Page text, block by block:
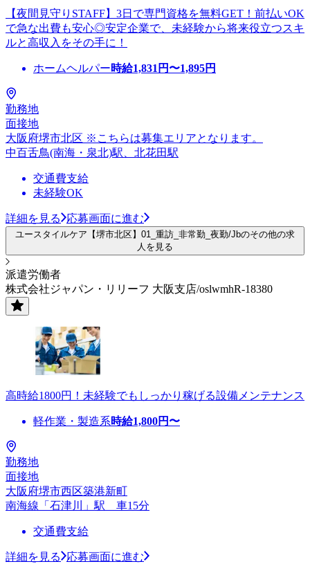
【夜間見守りSTAFF】3日で専門資格を無料GET！前払いOK
で急な出費も安心◎安定企業で、未経験から将来役立つスキ
ルと高収入をその手に！
ホームヘルパー時給1,831 円〜1,895円
勤務地
面接地
大阪府堺市北区 ※こちらは募集エリアとなります。
中百舌鳥(南海・泉北)駅、北花田駅
交通費支給
未経験OK
詳細を見る 応募画面に進む
ユースタイルケア【堺市北区】01_重訪_非常勤_夜勤/Jbのその他の求
人を見る
派遣労働者
株式会社ジャパン・リリーフ 大阪支店/oslwmhR-18380
高時給1800円！未経験でもしっかり稼げる設備メンテナンス
軽作業・製造系時給1,800円〜
勤務地
面接地
大阪府堺市西区築港新町
南海線「石津川」駅 車15分
交通費支給
詳細を見る
応募画面に進む